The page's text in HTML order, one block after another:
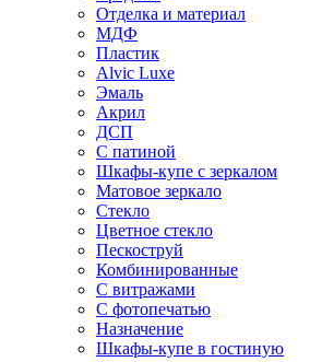
Отделка и материал
МДФ
Пластик
Alvic Luxe
Эмаль
Акрил
ДСП
С патиной
Шкафы-купе с зеркалом
Матовое зеркало
Стекло
Цветное стекло
Пескоструй
Комбинированные
С витражами
С фотопечатью
Назначение
Шкафы-купе в гостиную